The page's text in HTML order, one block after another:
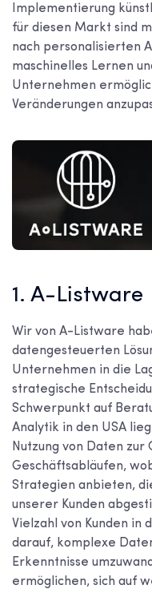
Implementierung
für diesen Markt sind
nach personalisierten
maschinelles Lernen
Unternehmen
Veränderungen
1. A-Listware
Wir von A-Listware
datengesteuerten
Unternehmen in die
strategische
Schwerpunkt auf
Analytik in den USA
Nutzung von Daten zur
Geschäftsabläufen,
Strategien anbieten,
unserer Kunden
Vielzahl von Kunden in
darauf, komplexe
Erkenntnisse
ermöglichen, sich auf